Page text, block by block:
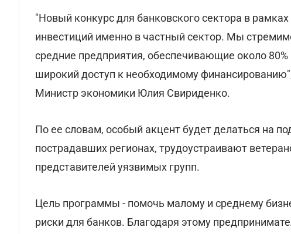
"Новый конкурс для банковского сектора в
инвестиций именно в частный сектор. Мы
средние предприятия, обеспечивающие около
широкий доступ к необходимому
Министр экономики Юлия Свириденко.
По ее словам, особый акцент будет делаться на
пострадавших регионах, трудоустраивают
представителей уязвимых групп.
Цель программы - помочь малому и среднему
риски для банков. Благодаря этому